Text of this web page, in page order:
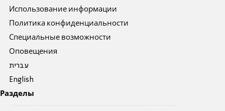
Использование информации
Политика конфиденциальности
Специальные возможности
Оповещения
עברית
English
Разделы